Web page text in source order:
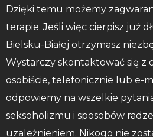
Dzięki temu możemy
terapie. Jeśli więc cierpisz już
Bielsku-Białej otrzymasz
Wystarczy skontaktować się z
osobiście, telefonicznie lub e-
odpowiemy na wszelkie
seksoholizmu i sposobów
uzależnieniem. Nikogo nie